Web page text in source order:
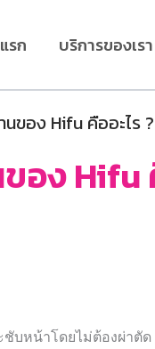
รก บริการของเรา
นของ Hifu คืออะไร
อง Hifu
บหน้าโดยไม่ต้องผ่าตั